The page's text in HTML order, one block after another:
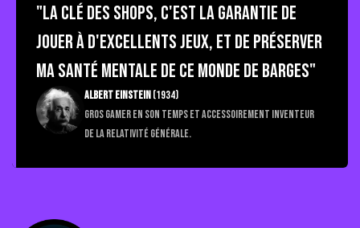
"La Clé des Shops, c'est la garantie de
jouer à d'excellents jeux, et de préserver
ma santé mentale de ce monde de barges"
Albert Einstein(1934)
Gros gamer en son temps et accessoirement inventeur
de la relativité générale.